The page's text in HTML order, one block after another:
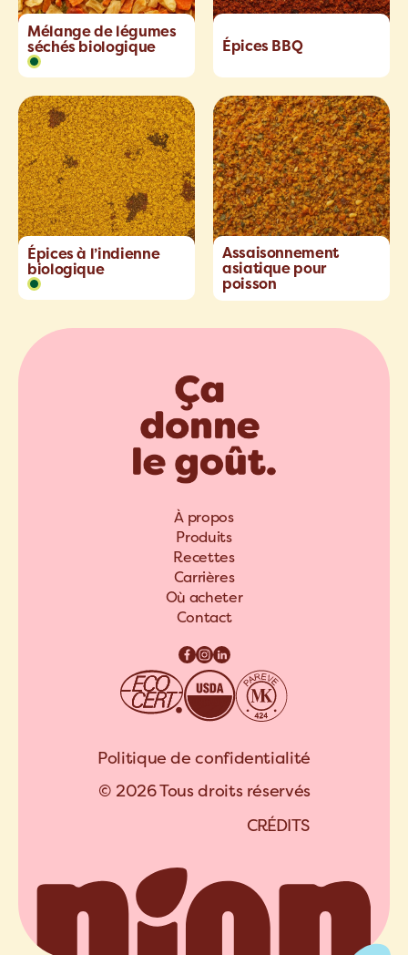
Mélange de légumes
séchés biologique
Épices BBQ
Épices à l’indienne
biologique
Assaisonnement
asiatique pour
poisson
À propos
Produits
Recettes
Carrières
Où acheter
Contact
Politique de confidentialité
© 2026 Tous droits réservés
CRÉDITS